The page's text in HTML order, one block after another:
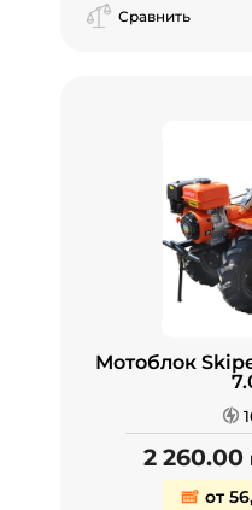
Сравнить
Мотоблок
2 260.00
от